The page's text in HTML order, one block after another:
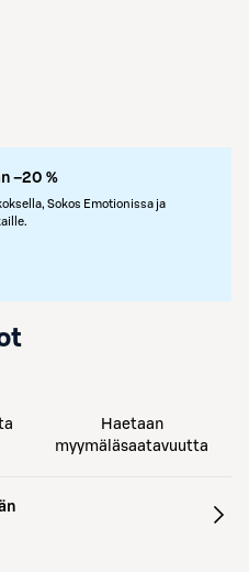
–20 %
Sokos Emotionissa ja
Haetaan
myymäläsaatavuutta